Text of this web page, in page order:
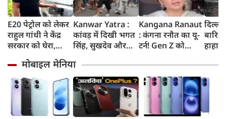
E20 पेट्रोल को लेकर
राहुल गांधी ने केंद्र
सरकार को घेरा,
लोगों की गाड़ियां हो
रहीं खराब, BJP ने
बताया खराब
पटकथा
Kanwar Yatra :
कांवड़ में दिखी भगत
सिंह, सुखदेव और
अमरगाथा,
शिवभक्तों ने अनोखे
अंदाज में दी
श्रद्धांजलि
Kangana Ranaut
: कंगना रनौत का यू-
टर्न! Gen Z को
'सबसे बड़ी ताकत',
कुछ दिन पहले
प्रदर्शनकारियों को
कहा था 'जेनरेशन
गटर'
जाम
सड़कों
तक
मोबाइल मेनिया